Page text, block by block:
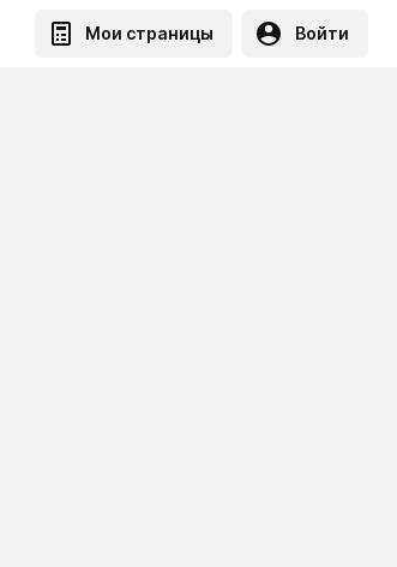
Мои страницы Войти